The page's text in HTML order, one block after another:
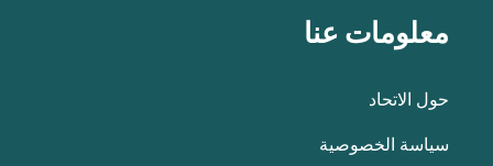
معلومات عنا
حول الاتحاد
سياسة الخصوصية